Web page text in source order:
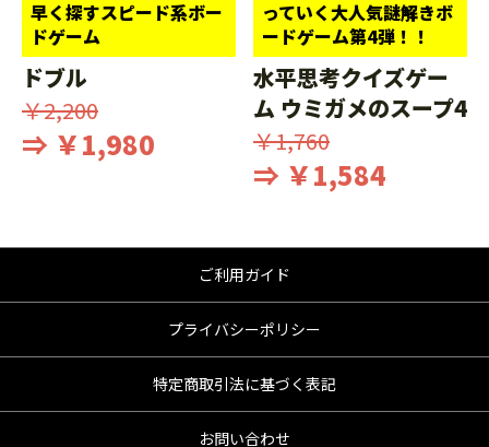
早く探すスピード系ボー
ドゲーム
ドブル
￥2,200
⇒ ￥1,980
っていく大人気謎解きボ
ードゲーム第4弾！！
水平思考クイズゲー
ム ウミガメのスープ4
￥1,760
⇒ ￥1,584
ご利用ガイド
プライバシーポリシー
特定商取引法に基づく表記
お問い合わせ